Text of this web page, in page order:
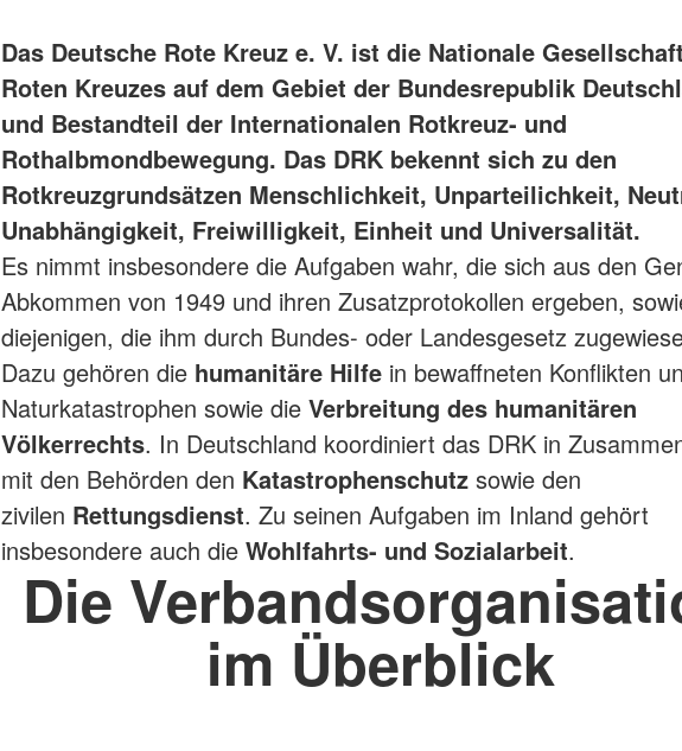
Das Deutsche Rote Kreuz e. V. ist die Nationale
Roten Kreuzes auf dem Gebiet der Bundesrepublik
und Bestandteil der Internationalen Rotkreuz- und
Rothalbmondbewegung. Das DRK bekennt sich zu den
Rotkreuzgrundsätzen Menschlichkeit, Unparteilichkeit,
Unabhängigkeit, Freiwilligkeit, Einheit und Universalität.
Es nimmt insbesondere die Aufgaben wahr, die sich aus den
Abkommen von 1949 und ihren Zusatzprotokollen ergeben,
diejenigen, die ihm durch Bundes- oder Landesgesetz
Dazu gehören die humanitäre Hilfe in bewaffneten Konflikten
Naturkatastrophen sowie die Verbreitung des humanitären
Völkerrechts. In Deutschland koordiniert das DRK in
mit den Behörden den Katastrophenschutz sowie den
zivilen Rettungsdienst. Zu seinen Aufgaben im Inland gehört
insbesondere auch die Wohlfahrts- und Sozialarbeit.
Die
im Überblick